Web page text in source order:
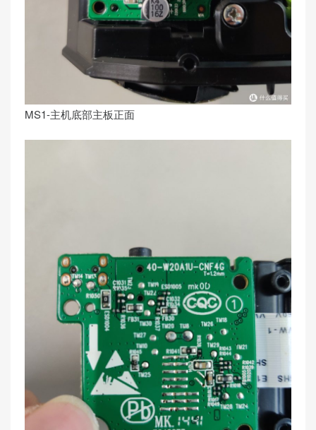
MS1-主机底部主板正面